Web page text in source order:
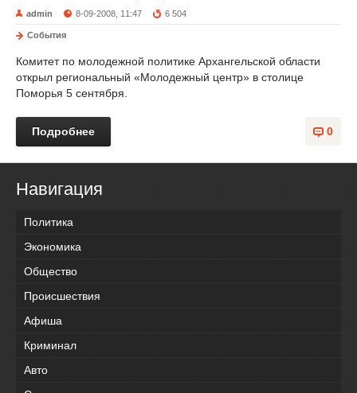
admin 8-09-2008, 11:47 6 504
События
Комитет по молодежной политике Архангельской области
открыл региональный «Молодежный центр» в столице
Поморья 5 сентября.
0
Подробнее
Навигация
Политика
Экономика
Общество
Происшествия
Афиша
Криминал
Авто